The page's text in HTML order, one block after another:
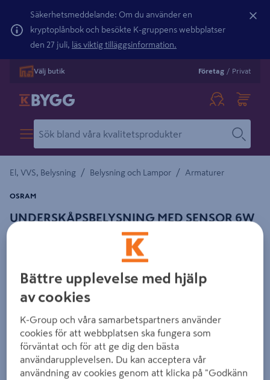
Säkerhetsmeddelande: Om du använder en
kryptoplånbok och besökte K-gruppens webbplatser
den 27 juli, läs viktig tilläggsinformation.
Välj butik Företag / Privat
El, VVS, Belysning / Belysning och Lampor / Armaturer
UNDERSKÅPSBELYSNING MED SENSOR 6W
OSRAM
Detaljerad beskrivning finns i produktbeskrivningsområdet
Föregående
Bättre upplevelse med hjälp
av cookies
K-Group och våra samarbetspartners använder
cookies för att webbplatsen ska fungera som
förväntat och för att ge dig den bästa
användarupplevelsen. Du kan acceptera vår
användning av cookies genom att klicka på "Godkänn